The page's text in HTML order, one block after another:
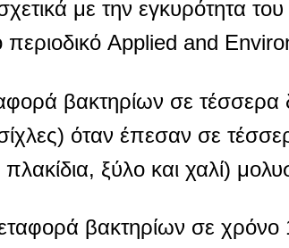
με την εγκυρότητα
περιοδικό Applied and
βακτηρίων σε
όταν έπεσαν σε
πλακίδια, ξύλο και χαλί)
βακτηρίων σε